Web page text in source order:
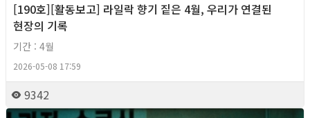
[190호][활동보고] 라일락 향기 짙은 4월, 우리가 연결된
현장의 기록
기간 : 4월
2026-05-08 17:59
9342